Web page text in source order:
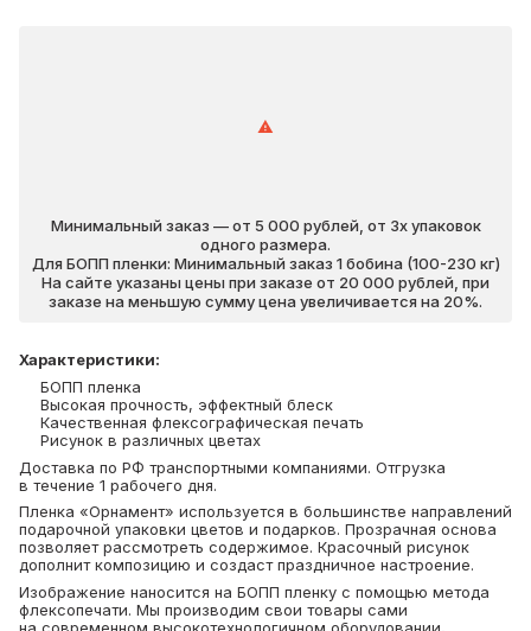
Минимальный заказ — от 5 000 рублей, от 3х упаковок
одного размера.
Для БОПП пленки: Минимальный заказ 1 бобина (100-230 кг)
На сайте указаны цены при заказе от 20 000 рублей, при
заказе на меньшую сумму цена увеличивается на 20%.
Характеристики:
БОПП пленка
Высокая прочность, эффектный блеск
Качественная флексографическая печать
Рисунок в различных цветах
Доставка по РФ транспортными компаниями. Отгрузка
в течение 1 рабочего дня.
Пленка «Орнамент» используется в большинстве направлений
подарочной упаковки цветов и подарков. Прозрачная основа
позволяет рассмотреть содержимое. Красочный рисунок
дополнит композицию и создаст праздничное настроение.
Изображение наносится на БОПП пленку с помощью метода
флексопечати. Мы производим свои товары сами